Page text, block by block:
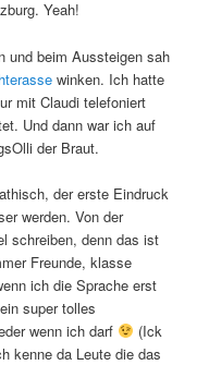
Yeah!
und beim Aussteigen sah
winken. Ich hatte
mit Claudi telefoniert
Und dann war ich auf
der Braut.
der erste Eindruck
werden. Von der
schreiben, denn das ist
Freunde, klasse
ich die Sprache erst
super tolles
wenn ich darf
(Ick
kenne da Leute die das